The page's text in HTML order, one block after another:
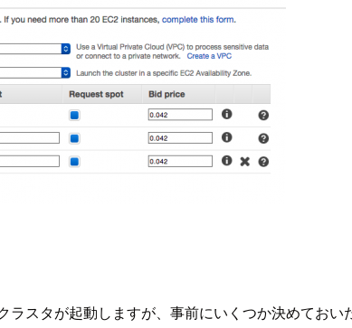
スタが起動しますが、事前にいくつか決めてお